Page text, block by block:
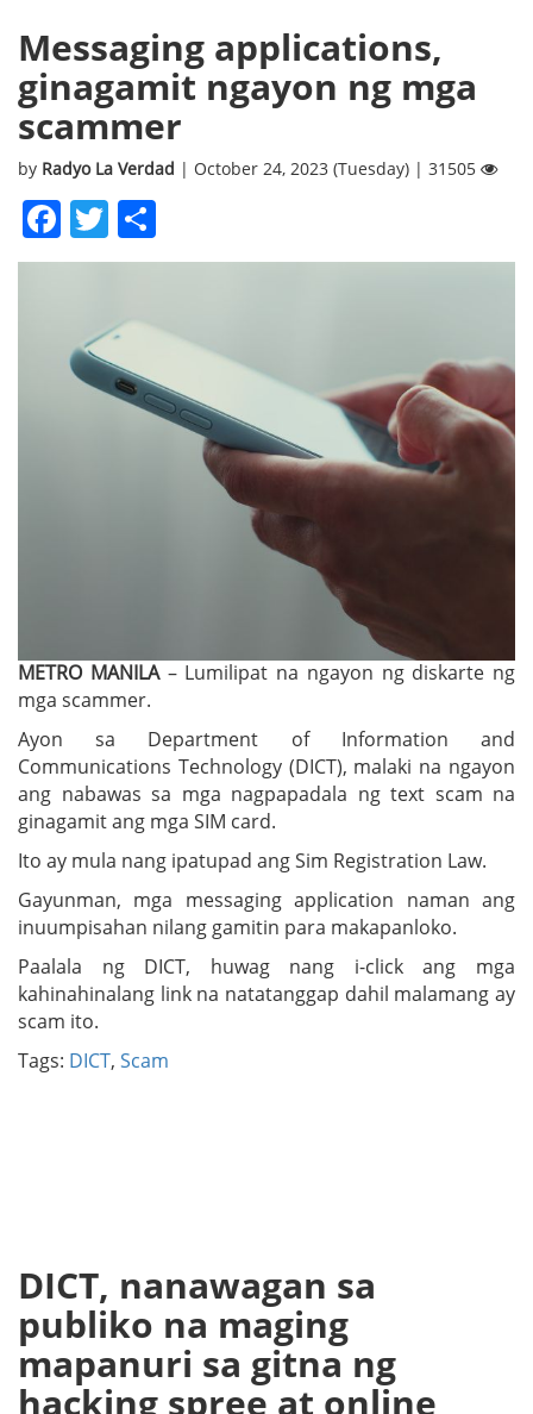
Messaging applications,
ginagamit ngayon ng mga
scammer
by Radyo La Verdad | October 24, 2023 (Tuesday) | 31505
Facebook
Twitter
METRO MANILA – Lumilipat na ngayon ng diskarte ng
mga scammer.
Ayon sa Department of Information and
Communications Technology (DICT), malaki na ngayon
ang nabawas sa mga nagpapadala ng text scam na
ginagamit ang mga SIM card.
Ito ay mula nang ipatupad ang Sim Registration Law.
Gayunman, mga messaging application naman ang
inuumpisahan nilang gamitin para makapanloko.
Paalala ng DICT, huwag nang i-click ang mga
kahinahinalang link na natatanggap dahil malamang ay
scam ito.
Tags: DICT, Scam
DICT, nanawagan sa
publiko na maging
mapanuri sa gitna ng
hacking spree at online